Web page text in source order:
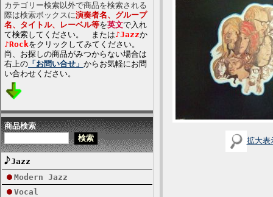
カテゴリー検索以外で商品を検索される
際は検索ボックスに演奏者名、グループ
名、タイトル、レーベル等を英文で入れ
て検索してください。 または♪Jazzか
♪Rockをクリックしてみてください。
尚、お探しの商品がみつからない場合は
右上の 「お問い合せ」 からお気軽にお問
い合わせください。
商品検索
Jazz
Modern Jazz
Vocal
拡大表